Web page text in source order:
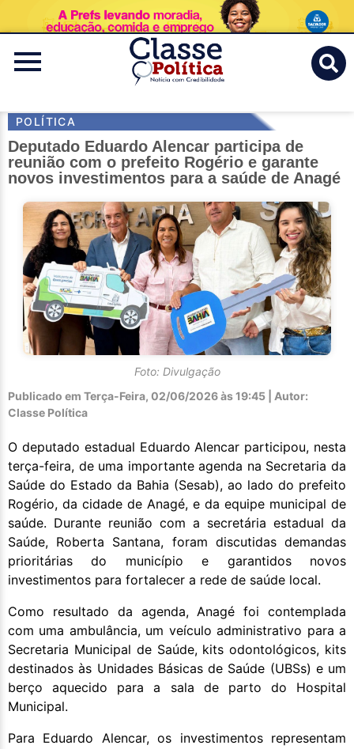
Classe
Politica
POLÍTICA
Deputado Eduardo Alencar participa de
reunião com o prefeito Rogério e garante
novos investimentos para a saúde de Anagé
Foto: Divulgação
Publicado em Terça-Feira, 02/06/2026 às 19:45 | Autor:
Classe Política
O deputado estadual Eduardo Alencar participou, nesta
terça-feira, de uma importante agenda na Secretaria da
Saúde do Estado da Bahia (Sesab), ao lado do prefeito
Rogério, da cidade de Anagé, e da equipe municipal de
saúde. Durante reunião com a secretária estadual da
Saúde, Roberta Santana, foram discutidas demandas
prioritárias do município e garantidos novos
investimentos para fortalecer a rede de saúde local.
Como resultado da agenda, Anagé foi contemplada
com uma ambulância, um veículo administrativo para a
Secretaria Municipal de Saúde, kits odontológicos, kits
destinados às Unidades Básicas de Saúde (UBSs) e um
berço aquecido para a sala de parto do Hospital
Municipal.
Para Eduardo Alencar, os investimentos representam